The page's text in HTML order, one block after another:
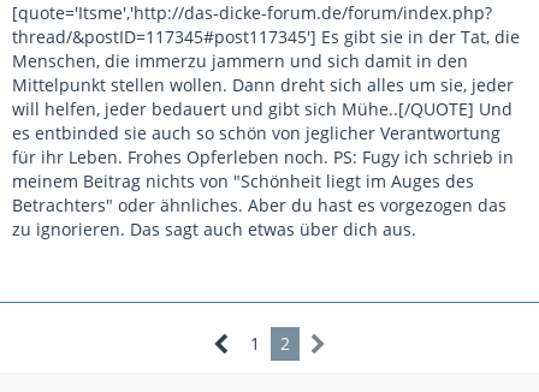
[quote='Itsme','http://das-dicke-forum.de/forum/index.php?
thread/&postID=117345#post117345'] Es gibt sie in der Tat, die
Menschen, die immerzu jammern und sich damit in den
Mittelpunkt stellen wollen. Dann dreht sich alles um sie, jeder
will helfen, jeder bedauert und gibt sich Mühe..[/QUOTE] Und
es entbinded sie auch so schön von jeglicher Verantwortung
für ihr Leben. Frohes Opferleben noch. PS: Fugy ich schrieb in
meinem Beitrag nichts von "Schönheit liegt im Auges des
Betrachters" oder ähnliches. Aber du hast es vorgezogen das
zu ignorieren. Das sagt auch etwas über dich aus.
1 2